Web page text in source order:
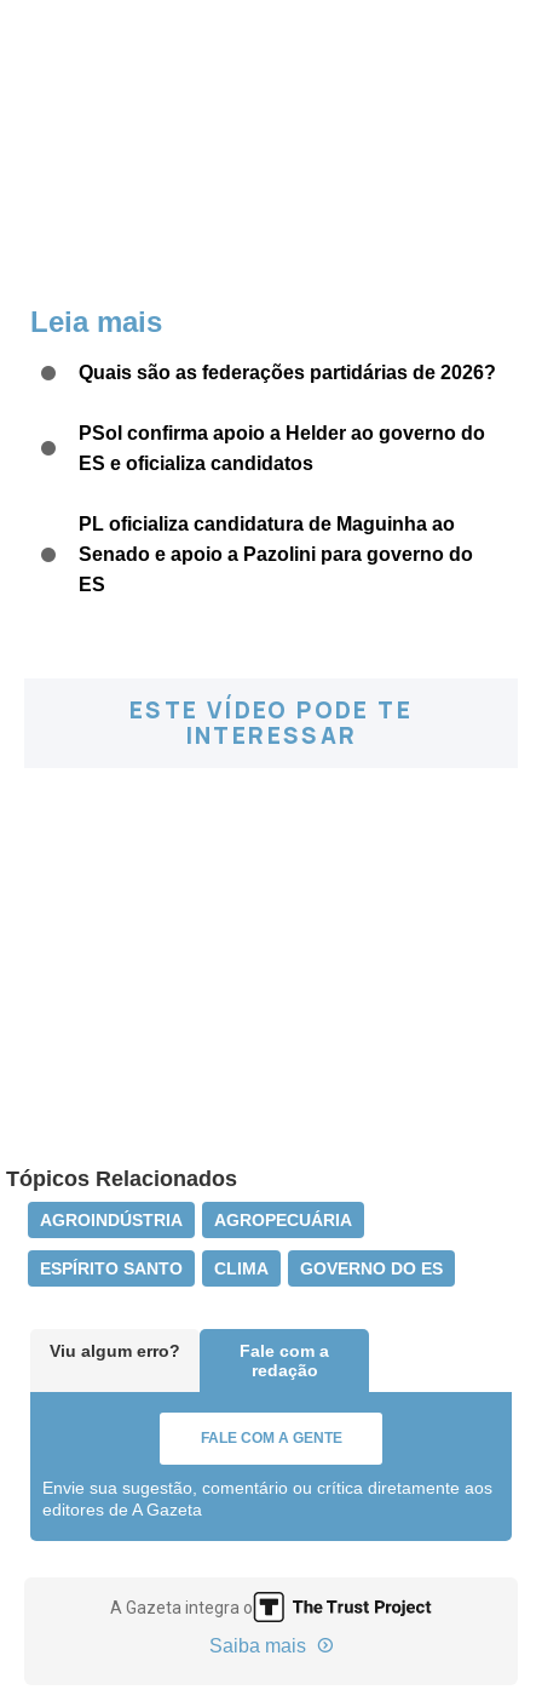
Leia mais
Quais são as federações partidárias de 2026?
PSol confirma apoio a Helder ao governo do
ES e oficializa candidatos
PL oficializa candidatura de Maguinha ao
Senado e apoio a Pazolini para governo do
ES
ESTE VÍDEO PODE TE
INTERESSAR
Tópicos Relacionados
AGROINDÚSTRIA AGROPECUÁRIA
ESPÍRITO SANTO CLIMA GOVERNO DO ES
Viu algum erro?
Fale com a
redação
FALE COM A GENTE
Envie sua sugestão, comentário ou crítica diretamente aos
editores de A Gazeta
A Gazeta integra o
Saiba mais